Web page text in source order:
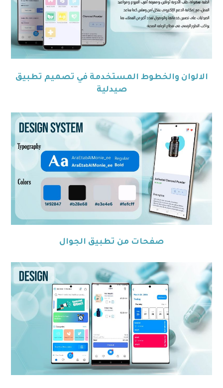
الالوان والخطوط المستخدمة في تصميم تطبيق
صيدلية
صفحات من تطبيق الجوال